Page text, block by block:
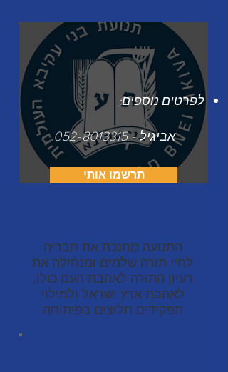
לפרטים נוספים:
אביגיל -052-8013315
תרשמו אותי
התנועה מחנכת את חבריה
לחיי תורה שלמים ומנחילה את
רעיון התורה לאהבת העם כולו,
לאהבת ארץ ישראל ולמילוי
תפקידים חלוצים בפיתוחה